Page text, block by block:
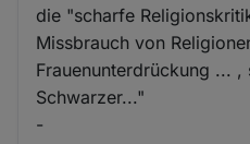
die "scharfe
Missbrauch von
Frauenunterdrückung ...
Schwarzer..."
-